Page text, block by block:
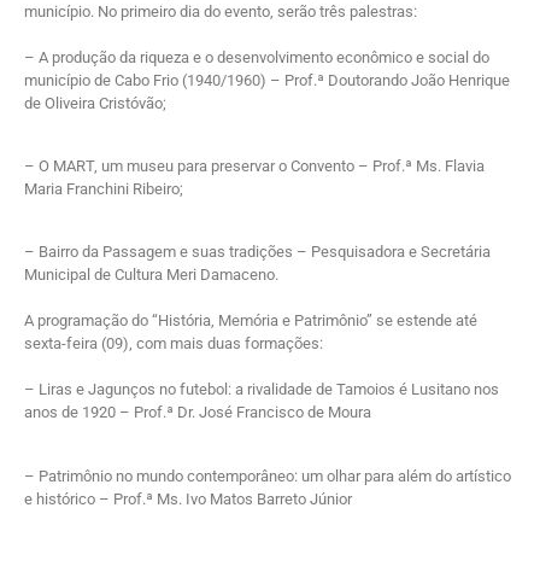
município. No primeiro dia do evento, serão três palestras:
– A produção da riqueza e o desenvolvimento econômico e social do
município de Cabo Frio (1940/1960) – Prof.ª Doutorando João Henrique
de Oliveira Cristóvão;
– O MART, um museu para preservar o Convento – Prof.ª Ms. Flavia
Maria Franchini Ribeiro;
– Bairro da Passagem e suas tradições – Pesquisadora e Secretária
Municipal de Cultura Meri Damaceno.
A programação do “História, Memória e Patrimônio” se estende até
sexta-feira (09), com mais duas formações:
– Liras e Jagunços no futebol: a rivalidade de Tamoios é Lusitano nos
anos de 1920 – Prof.ª Dr. José Francisco de Moura
– Patrimônio no mundo contemporâneo: um olhar para além do artístico
e histórico – Prof.ª Ms. Ivo Matos Barreto Júnior